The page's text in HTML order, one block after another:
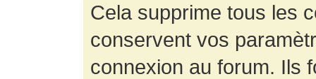
Cela supprime tous les
conservent vos
connexion au forum. Ils